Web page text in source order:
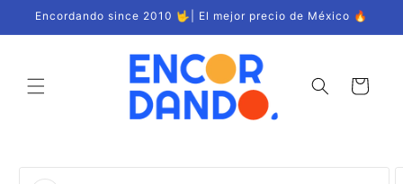
directamente
al contenido
Encordando since 2010 🤟| El mejor precio de México 🔥
Carrito
directamente